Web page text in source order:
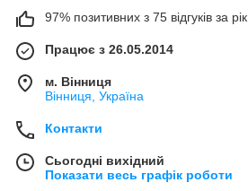
97% позитивних з 75 відгуків за рік
Працює з 26.05.2014
м. Вінниця
Вінниця, Україна
Контакти
Сьогодні вихідний
Показати весь графік роботи